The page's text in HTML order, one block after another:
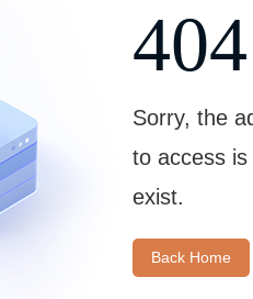
404
Sorry, the
to access
exist.
Back Home